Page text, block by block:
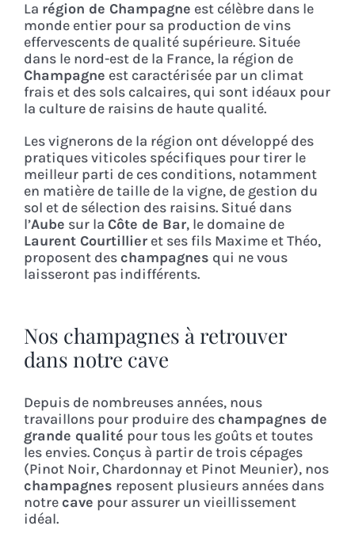
La région de Champagne est célèbre dans le
monde entier pour sa production de vins
effervescents de qualité supérieure. Située
dans le nord-est de la France, la région de
Champagne est caractérisée par un climat
frais et des sols calcaires, qui sont idéaux pour
la culture de raisins de haute qualité.
Les vignerons de la région ont développé des
pratiques viticoles spécifiques pour tirer le
meilleur parti de ces conditions, notamment
en matière de taille de la vigne, de gestion du
sol et de sélection des raisins. Situé dans
l’Aube sur la Côte de Bar, le domaine de
Laurent Courtillieret ses fils Maxime et Théo,
proposent deschampagnes qui ne vous
laisseront pas indifférents.
Nos champagnes à retrouver
dans notre cave
Depuis de nombreuses années, nous
travaillons pour produire deschampagnes de
grande qualité pour tous les goûts et toutes
les envies. Conçus à partir de trois cépages
(Pinot Noir, Chardonnay et Pinot Meunier), nos
champagnes reposent plusieurs années dans
notrecave pour assurer un vieillissement
idéal.